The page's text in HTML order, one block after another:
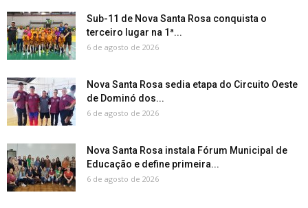
Sub-11 de Nova Santa Rosa conquista o
terceiro lugar na 1ª...
6 de agosto de 2026
Nova Santa Rosa sedia etapa do Circuito Oeste
de Dominó dos...
6 de agosto de 2026
Nova Santa Rosa instala Fórum Municipal de
Educação e define primeira...
6 de agosto de 2026